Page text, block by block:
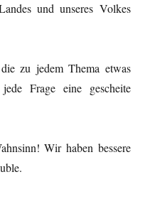
und unseres Volkes
zu jedem Thema etwas
Frage eine gescheite
Wir haben bessere